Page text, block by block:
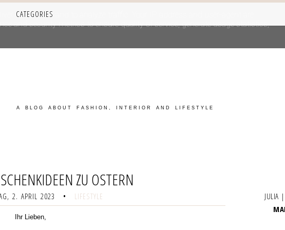
CATEGORIES
A BLOG ABOUT FASHION, INTERIOR AND LIFESTYLE
ZU OSTERN
2. APRIL 2023 • LIFESTYLE
Ihr Lieben,
JULIA
its services and to analyze traffic. Your IP address and user-agent are
and security metrics to ensure quality of service, generate usage statistics,